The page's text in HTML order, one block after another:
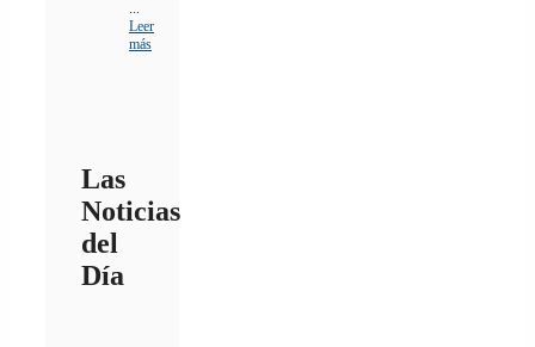
Leer
más
Las
Noticias
del
Día